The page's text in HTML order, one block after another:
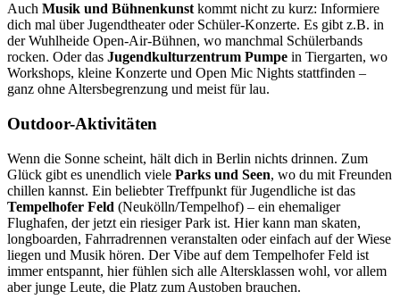
Auch Musik und Bühnenkunstkommt nicht zu kurz: Informiere
dich mal über Jugendtheater oder Schüler-Konzerte. Es gibt z.B. in
der Wuhlheide Open-Air-Bühnen, wo manchmal Schülerbands
rocken. Oder das Jugendkulturzentrum Pumpe in Tiergarten, wo
Workshops, kleine Konzerte und Open Mic Nights stattfinden –
ganz ohne Altersbegrenzung und meist für lau.
Outdoor-Aktivitäten
Wenn die Sonne scheint, hält dich in Berlin nichts drinnen. Zum
Glück gibt es unendlich viele Parks und Seen, wo du mit Freunden
chillen kannst. Ein beliebter Treffpunkt für Jugendliche ist das
Tempelhofer Feld (Neukölln/Tempelhof) – ein ehemaliger
Flughafen, der jetzt ein riesiger Park ist. Hier kann man skaten,
longboarden, Fahrradrennen veranstalten oder einfach auf der Wiese
liegen und Musik hören. Der Vibe auf dem Tempelhofer Feld ist
immer entspannt, hier fühlen sich alle Altersklassen wohl, vor allem
aber junge Leute, die Platz zum Austoben brauchen.